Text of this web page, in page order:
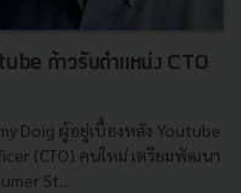
ก้าวรับตำแหน่ง CTO
Doig ผู้อยู่เบื้องหลัง Youtube
(CTO) คนใหม่ เตรียมพัฒนา
St...